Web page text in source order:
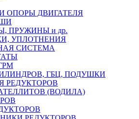
ОПОРЫ ДВИГАТЕЛЯ
ПРУЖИНЫ и др.
УПЛОТНЕНИЯ
СИСТЕМА
ГБЦ, ПОДУШКИ
РЕДУКТОРОВ
(ВОДИЛА)